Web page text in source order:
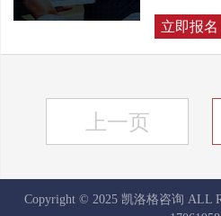
立即报名
上一页
Copyright © 2025 凯洛格咨询 ALL